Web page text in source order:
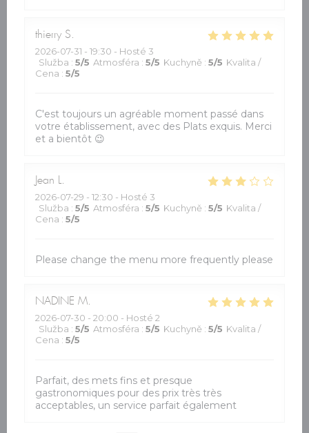
thierry S
2026-07-31 - 19:30 - Hosté 3
Služba : 5/5 Atmosféra : 5/5 Kuchyně : 5/5 Kvalita /
Cena : 5/5
C'est toujours un agréable moment passé dans
votre établissement, avec des Plats exquis. Merci
et a bientôt 😉
Jean L
2026-07-29 - 12:30 - Hosté 3
Služba : 5/5 Atmosféra : 5/5 Kuchyně : 5/5 Kvalita /
Cena : 5/5
Please change the menu more frequently please
NADINE M
2026-07-30 - 20:00 - Hosté 2
Služba : 5/5 Atmosféra : 5/5 Kuchyně : 5/5 Kvalita /
Cena : 5/5
Parfait, des mets fins et presque
gastronomiques pour des prix très très
acceptables, un service parfait également